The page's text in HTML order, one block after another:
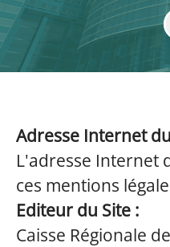
Adresse Internet
L'adresse Internet
ces mentions
Editeur du Site :
Caisse Régionale